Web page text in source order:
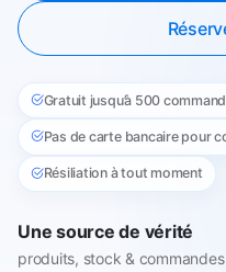
Gratuit jusqu’à 500
Pas de carte bancaire pour
Résiliation à tout moment
Une source de vérité
produits, stock & commandes